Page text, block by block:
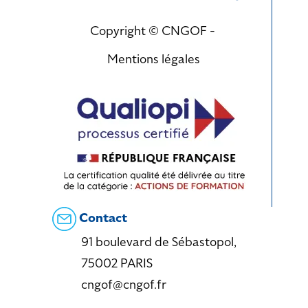
Copyright © CNGOF -
Mentions légales
Contact
91 boulevard de Sébastopol,
75002 PARIS
cngof@cngof.fr